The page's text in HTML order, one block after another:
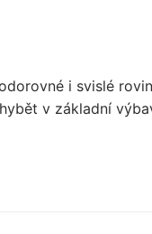
i svislé
v základní